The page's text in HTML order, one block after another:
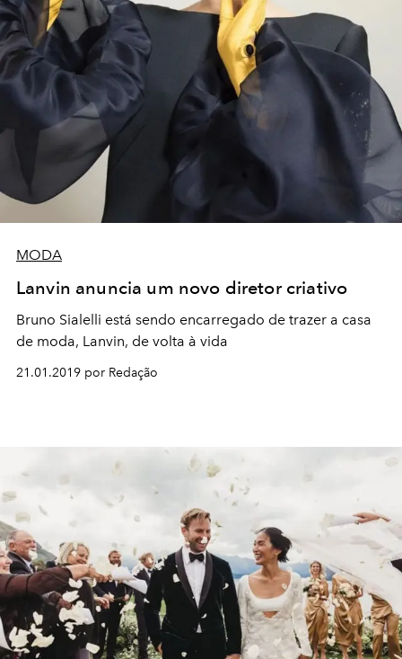
MODA
Lanvin anuncia um novo diretor criativo
Bruno Sialelli está sendo encarregado de trazer a casa
de moda, Lanvin, de volta à vida
21.01.2019 por Redação